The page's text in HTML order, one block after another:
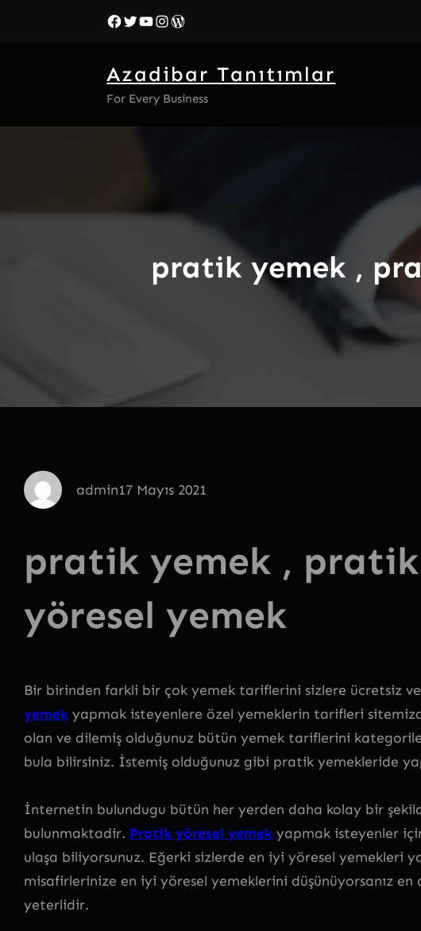
Facebook
Twitter
YouTube
Instagram
WordPress
Azadibar Tanıtımlar
For Every Business
pratik yemek ,
admin17 Mayıs 2021
pratik yemek , pratik
yöresel yemek
Bir birinden farkli bir çok yemek tariflerini sizlere ücretsiz
yemek yapmak isteyenlere özel yemeklerin tarifleri
olan ve dilemiş olduğunuz bütün yemek tariflerini
bula bilirsiniz. İstemiş olduğunuz gibi pratik yemekleride
İnternetin bulundugu bütün her yerden daha kolay bir
bulunmaktadir. Pratik yöresel yemek yapmak isteyenler
ulaşa biliyorsunuz. Eğerki sizlerde en iyi yöresel yemekleri
misafirlerinize en iyi yöresel yemeklerini düşünüyorsanız
yeterlidir.